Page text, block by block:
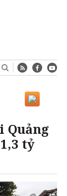
Quảng
tỷ